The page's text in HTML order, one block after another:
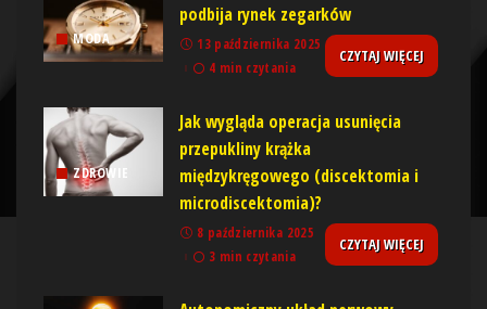
MODA
podbija rynek zegarków
13 października 2025
4 min czytania
CZYTAJ WIĘCEJ
ZDROWIE
Jak wygląda operacja usunięcia
przepukliny krążka
międzykręgowego (discektomia i
microdiscektomia)?
8 października 2025
3 min czytania
CZYTAJ WIĘCEJ